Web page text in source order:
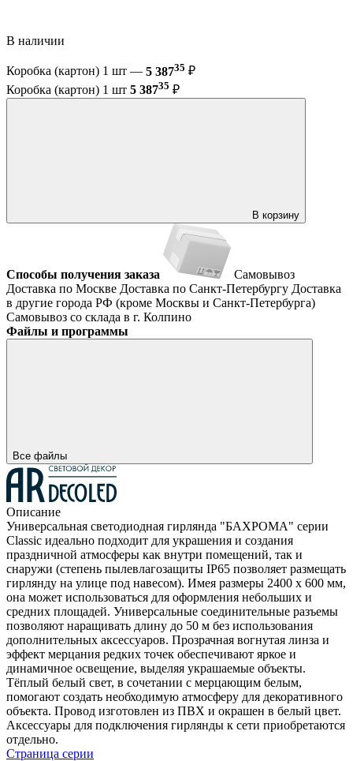
В наличии
Коробка (картон) 1 шт — 5 38735 ₽
Коробка (картон) 1 шт 5 38735 ₽
В корзину
Способы получения заказа
Самовывоз
Доставка по Москве Доставка по Санкт-Петербургу Доставка
в другие города РФ (кроме Москвы и Санкт-Петербурга)
Самовывоз со склада в г. Колпино
Файлы и программы
Все файлы
Описание
Универсальная светодиодная гирлянда "БАХРОМА" серии
Classic идеально подходит для украшения и создания
праздничной атмосферы как внутри помещений, так и
снаружи (степень пылевлагозащиты IP65 позволяет размещать
гирлянду на улице под навесом). Имея размеры 2400 x 600 мм,
она может использоваться для оформления небольших и
средних площадей. Универсальные соединительные разъемы
позволяют наращивать длину до 50 м без использования
дополнительных аксессуаров. Прозрачная вогнутая линза и
эффект мерцания редких точек обеспечивают яркое и
динамичное освещение, выделяя украшаемые объекты.
Тёплый белый свет, в сочетании с мерцающим белым,
помогают создать необходимую атмосферу для декоративного
объекта. Провод изготовлен из ПВХ и окрашен в белый цвет.
Аксессуары для подключения гирлянды к сети приобретаются
отдельно.
Страница серии